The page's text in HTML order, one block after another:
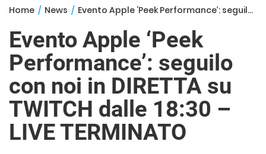
Home / News / Evento Apple ‘Peek Performance’: seguilo con noi in DIRETTA su TWITCH dalle 18:30 – LIVE TERMINATO
Evento Apple ‘Peek
Performance’: seguilo
con noi in DIRETTA su
TWITCH dalle 18:30 –
LIVE TERMINATO